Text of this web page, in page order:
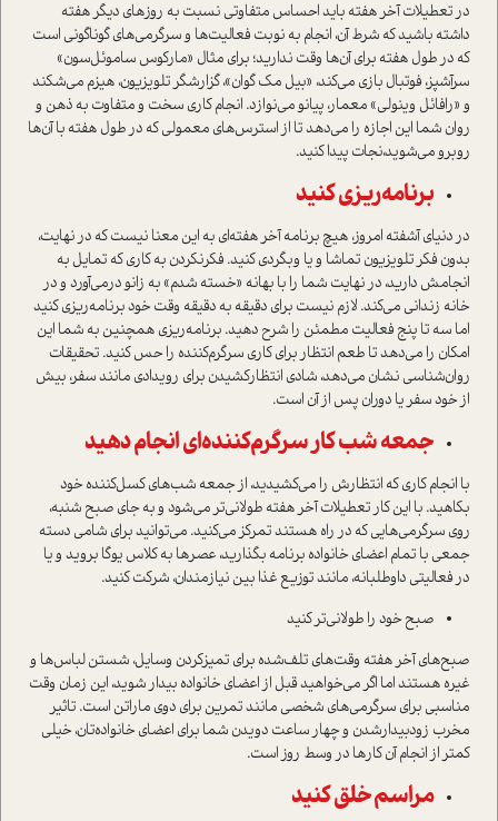
در تعطیلات آخر هفته باید احساس متفاوتی نسبت به روزهای دیگر هفته
داشته باشید که شرط آن، انجام به نوبت فعالیت‌ها و سرگرمی‌های گوناگونی است
که در طول هفته برای آن‌ها‌ وقت ندارید؛ براي مثال «مارکوس ساموئل‌سون»
سرآشپز، فوتبال بازی می‌کند، «بیل مک گوان»، گزارشگر تلویزیون، هیزم می‌شکند
و «رافائل وینولی» معمار، پیانو می‌نوازد. انجام کاري سخت و متفاوت به ذهن و
روان شما اين اجازه را مي‌دهد تا از استرس‌های معمولی که در طول هفته با آن‌ها‌
روبرو می‌شوید،‌نجات پيدا كنيد.
برنامه‌ریزی کنید
در دنیای آشفته امروز، هیچ برنامه آخر هفته‌ای به این معنا نیست که در نهایت،
بدون فکر تلویزیون تماشا و یا وبگردي كنيد. فکرنکردن به کاری که تمايل به
انجامش داريد، در نهایت شما را با بهانه «خسته شدم» به زانو در‌می‌آورد و در
خانه زندانی می‌کند. لازم نیست برای دقیقه به دقیقه وقت خود برنامه‌ریزی کنید
اما سه تا پنج فعالیت مطمئن را شرح دهید. برنامه‌ریزی همچنین به شما اين
امكان را مي‌دهد تا طعم انتظار برای كاري سرگرم‌کننده را حس كنيد. تحقیقات
روان‌شناسی نشان می‌دهد، شادی انتظار‌کشیدن برای رویدادي مانند سفر، بیش
از خود سفر یا دوران پس از آن است.
جمعه شب کار سرگرم‌کننده‌ای انجام دهید
با انجام کاری که انتظارش را می‌کشیدید، از جمعه شب‌های کسل‌کننده خود
بکاهید. با این کار تعطیلات آخر هفته طولانی‌تر می‌شود و به‌ جای صبح شنبه،
روی سرگرمی‌هایی که در راه هستند تمرکز می‌کنید. می‌توانید برای شامي دسته
جمعی با تمام اعضای خانواده برنامه بگذارید، عصرها به کلاس یوگا بروید و یا
در فعالیتي داوطلبانه، مانند توزیع غذا بین نیازمندان، شرکت کنید.
صبح خود را طولانی‌تر کنید
صبح‌های آخر هفته وقت‌های تلف‌شده براي تمیز‌کردن وسایل، شستن لباس‌ها و
غيره هستند اما اگر می‌خواهید قبل از اعضای خانواده بیدار شوید، اين زمان وقت
مناسبی برای سرگرمی‌های شخصی مانند تمرین برای دوي ماراتن است. تاثیر
مخرب زودبیدارشدن و چهار ساعت دویدن شما براي اعضای خانواده‌تان، خیلی
کمتر از انجام آن كارها در وسط روز است.
مراسم خلق کنید